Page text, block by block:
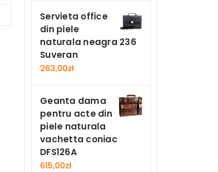
Servieta office
din piele
naturala neagra 236
Suveran
263,00zł
Geanta dama
pentru acte din
piele naturala
vachetta coniac
DFS126A
615,00zł